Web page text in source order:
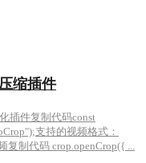
缩插件
插件复制代码const
支持的视频格式：
复制代码 crop.openCrop({ ...